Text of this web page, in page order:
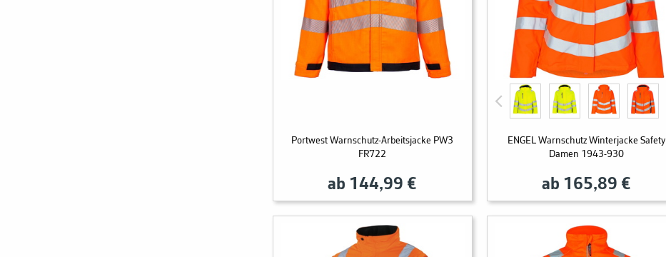
Portwest Warnschutz-Arbeitsjacke PW3
FR722
ab 144,99 €
ENGEL Warnschutz Winterjacke Safety
Damen 1943-930
ab 165,89 €